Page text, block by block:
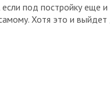
под постройку еще
Хотя это и